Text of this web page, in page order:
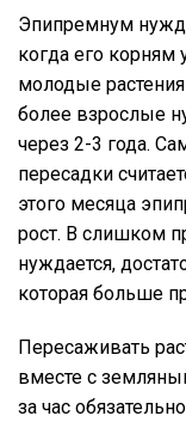
Эпипремнум
когда его
молодые
более взрослые
через 2-3 года.
пересадки
этого месяца
рост. В слишком
нуждается,
которая больше
Пересаживать
вместе с
за час